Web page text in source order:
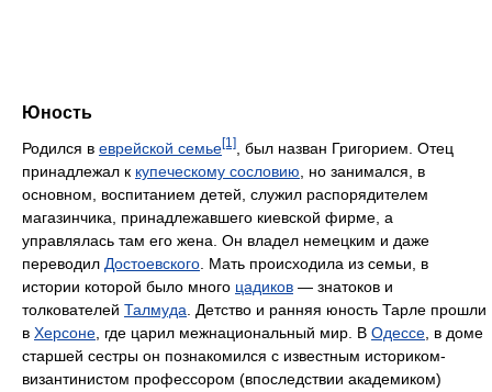
Юность
Родился в еврейской семье[1]
, был назван Григорием. Отец
принадлежал к купеческому сословию , но занимался, в
основном, воспитанием детей, служил распорядителем
магазинчика, принадлежавшего киевской фирме, а
управлялась там его жена. Он владел немецким и даже
переводил Достоевского . Мать происходила из семьи, в
истории которой было много цадиков — знатоков и
толкователей Талмуда . Детство и ранняя юность Тарле прошли
в Херсоне , где царил межнациональный мир. В Одессе , в доме
старшей сестры он познакомился с известным историком-
византинистом профессором (впоследствии академиком)